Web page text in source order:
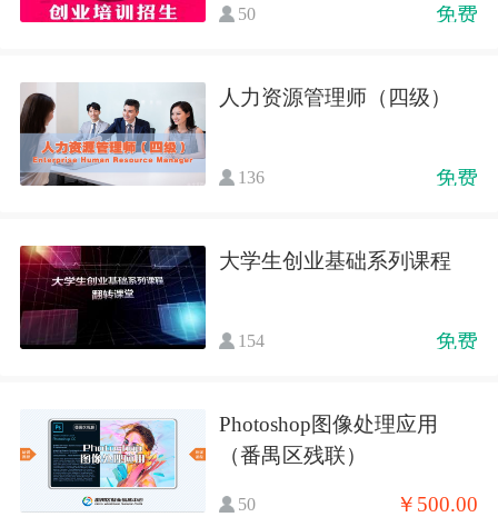
50 免费
人力资源管理师（四级）
136 免费
大学生创业基础系列课程
154 免费
Photoshop图像处理应用
（番禺区残联）
50 ￥500.00